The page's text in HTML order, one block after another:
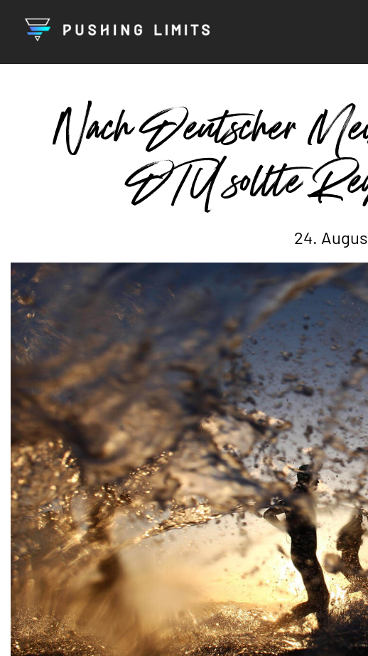
Nach Deutscher
DTU sollte
24.